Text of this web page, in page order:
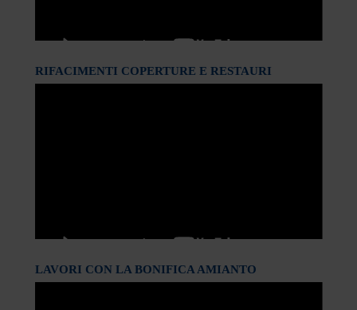
RIFACIMENTI COPERTURE E RESTAURI
LAVORI CON LA BONIFICA AMIANTO